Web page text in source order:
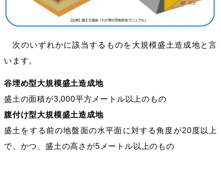
次のいずれかに該当するものを大規模盛土造成地と言
います。
谷埋め型大規模盛土造成地
盛土の面積が3,000平方メートル以上のもの
腹付け型大規模盛土造成地
盛土をする前の地盤面の水平面に対する角度が20度以上
で、かつ、盛土の高さが5メートル以上のもの